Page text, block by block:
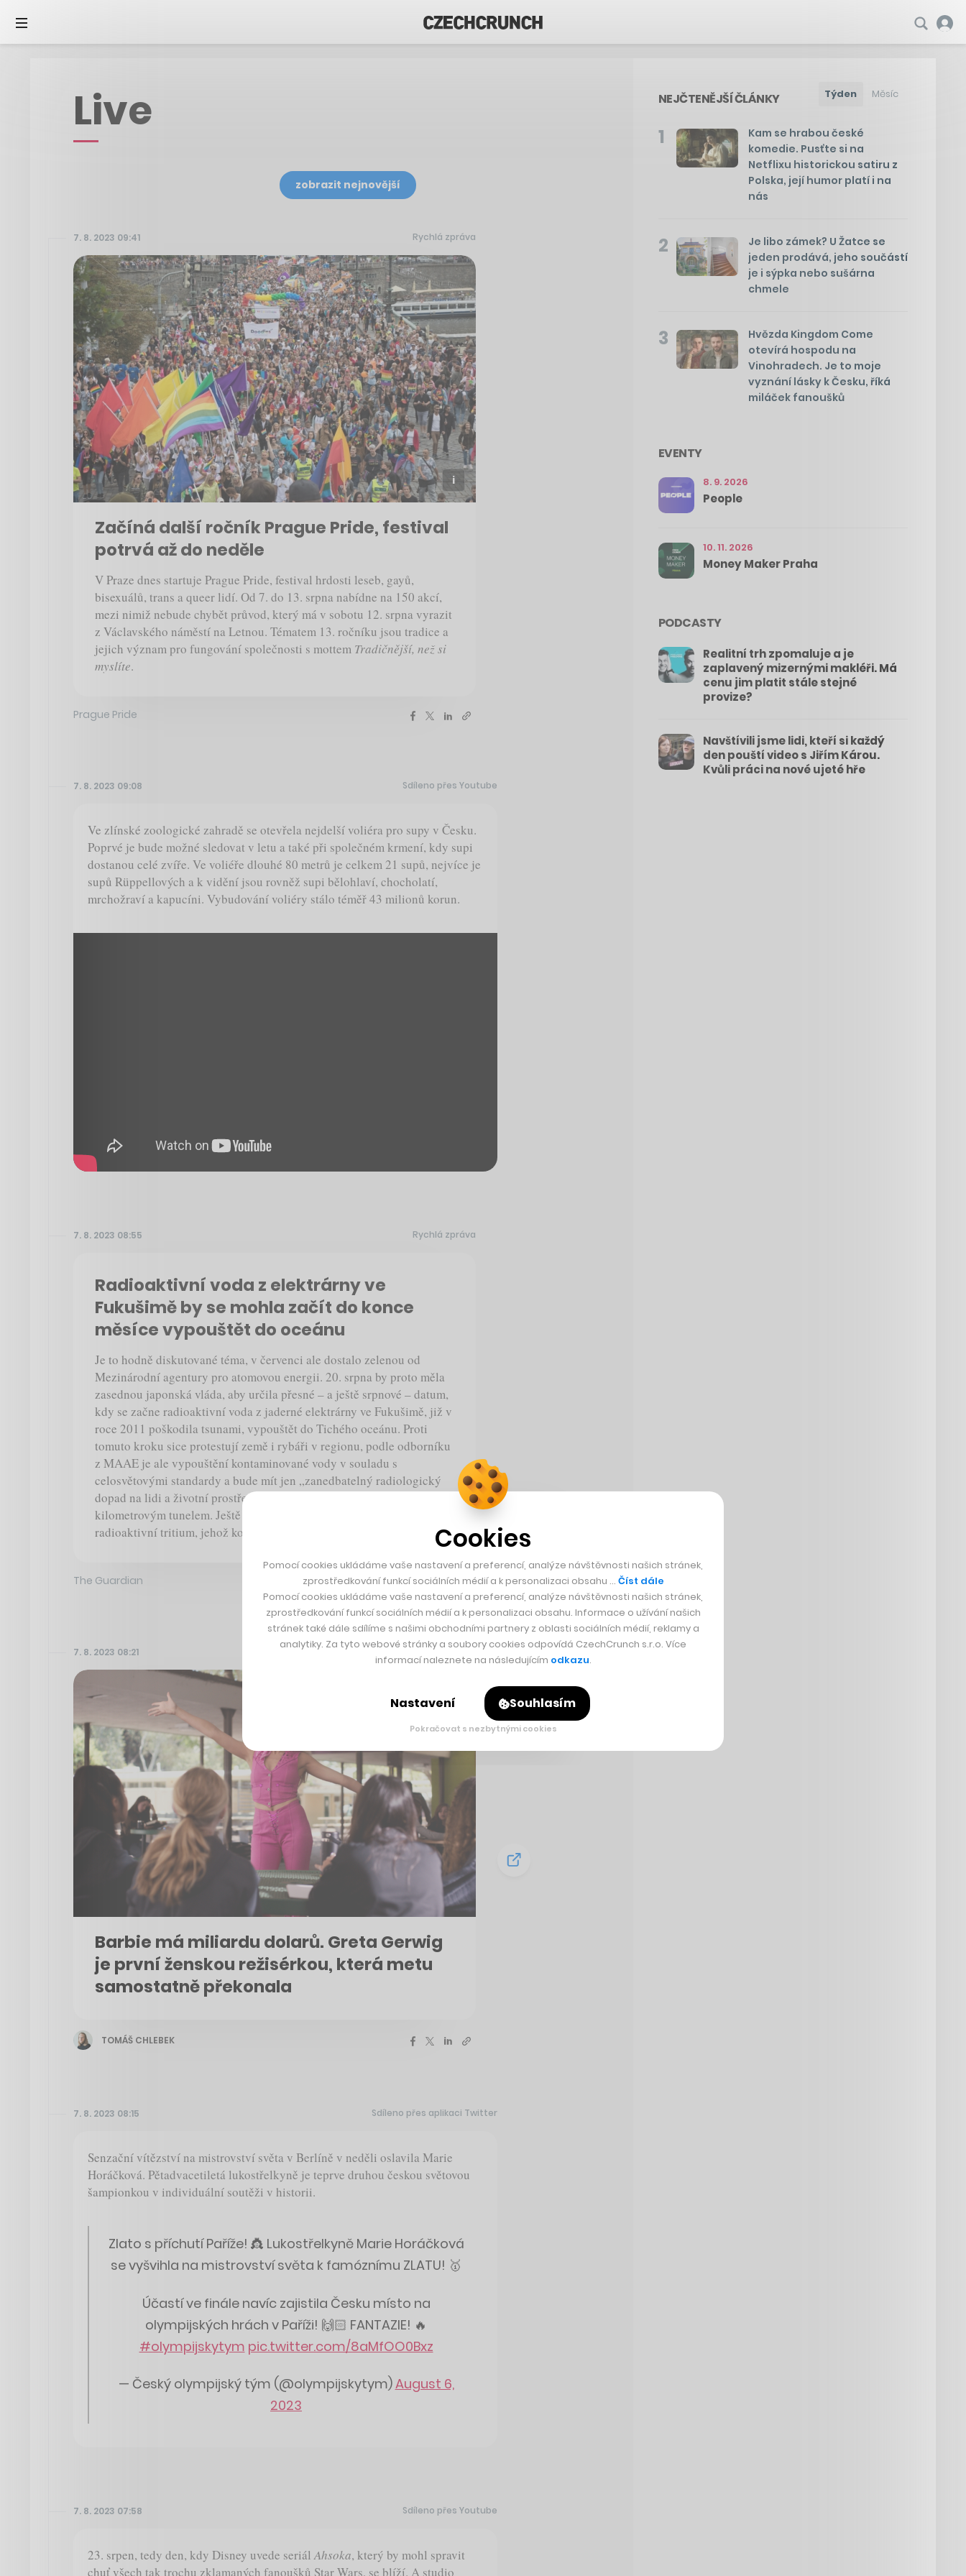
Live
zobrazit nejnovější
7. 8. 2023 09:41 Rychlá zpráva
Začíná další ročník Prague Pride, festival
potrvá až do neděle
V Praze dnes startuje Prague Pride, festival hrdosti leseb, gayů,
bisexuálů, trans a queer lidí. Od 7. do 13. srpna nabídne na 150 akcí,
mezi nimiž nebude chybět průvod, který má v sobotu 12. srpna vyrazit
z Václavského náměstí na Letnou. Tématem 13. ročníku jsou tradice a
jejich význam pro fungování společnosti s mottem Tradičnější, než si
myslíte.
Prague Pride
7. 8. 2023 09:08 Sdíleno přes Youtube
Ve zlínské zoologické zahradě se otevřela nejdelší voliéra pro supy v Česku.
Poprvé je bude možné sledovat v letu a také při společném krmení, kdy supi
dostanou celé zvíře. Ve voliéře dlouhé 80 metrů je celkem 21 supů, nejvíce je
supů Rüppellových a k vidění jsou rovněž supi bělohlaví, chocholatí,
mrchožraví a kapucíni. Vybudování voliéry stálo téměř 43 milionů korun.
7. 8. 2023 08:55 Rychlá zpráva
Radioaktivní voda z elektrárny ve
Fukušimě by se mohla začít do konce
měsíce vypouštět do oceánu
Je to hodně diskutované téma, v červenci ale dostalo zelenou od
Mezinárodní agentury pro atomovou energii. 20. srpna by proto měla
zasednou japonská vláda, aby určila přesné – a ještě srpnové – datum,
kdy se začne radioaktivní voda z jaderné elektrárny ve Fukušimě, již v
roce 2011 poškodila tsunami, vypouštět do Tichého oceánu. Proti
tomuto kroku sice protestují země i rybáři v regionu, podle odborníku
z MAAE je ale vypouštění kontaminované vody v souladu s
celosvětovými standardy a bude mít jen „zanedbatelný radiologický
dopad na lidi a životní prostředí“. Voda se z elektrárny bude odvádět
kilometrovým tunelem. Ještě předtím se pročistí, takže v ní zůstane jen
radioaktivní tritium, jehož koncentrace má být ale velmi nízká.
The Guardian
7. 8. 2023 08:21
Barbie má miliardu dolarů. Greta Gerwig
je první ženskou režisérkou, která metu
samostatně překonala
TOMÁŠ CHLEBEK
7. 8. 2023 08:15 Sdíleno přes aplikaci Twitter
Senzační vítězství na mistrovství světa v Berlíně v neděli oslavila Marie
Horáčková. Pětadvacetiletá lukostřelkyně je teprve druhou českou světovou
šampionkou v individuální soutěži v historii.
Zlato s příchutí Paříže! 👸 Lukostřelkyně Marie Horáčková
se vyšvihla na mistrovství světa k famóznímu ZLATU! 🥇
Účastí ve finále navíc zajistila Česku místo na
olympijských hrách v Paříži! 🙌🏻 FANTAZIE! 🔥
#olympijskytym pic.twitter.com/8aMfOO0Bxz
— Český olympijský tým (@olympijskytym)August 6,
2023
7. 8. 2023 07:58 Sdíleno přes Youtube
23. srpen, tedy den, kdy Disney uvede seriálAhsoka, který by mohl spravit
chuť všech tak trochu zklamaných fanoušků Star Wars, se blíží. A studio
NEJČTENĚJŠÍ ČLÁNKY Týden Měsíc
1
Kam se hrabou české
komedie. Pusťte si na
Netflixu historickou satiru z
Polska, její humor platí i na
nás
2
Je libo zámek? U Žatce se
jeden prodává, jeho součástí
je i sýpka nebo sušárna
chmele
3
Hvězda Kingdom Come
otevírá hospodu na
Vinohradech. Je to moje
vyznání lásky k Česku, říká
miláček fanoušků
EVENTY
8. 9. 2026
People
10. 11. 2026
Money Maker Praha
PODCASTY
Realitní trh zpomaluje a je
zaplavený mizernými makléři. Má
cenu jim platit stále stejné
provize?
Navštívili jsme lidi, kteří si každý
den pouští video s Jiřím Károu.
Kvůli práci na nové ujeté hře
Cookies
Pomocí cookies ukládáme vaše nastavení a preferencí, analýze návštěvnosti našich stránek,
zprostředkování funkcí sociálních médií a k personalizaci obsahu … Číst dále
Pomocí cookies ukládáme vaše nastavení a preferencí, analýze návštěvnosti našich stránek,
zprostředkování funkcí sociálních médií a k personalizaci obsahu. Informace o užívání našich
stránek také dále sdílíme s našimi obchodními partnery z oblasti sociálních médií, reklamy a
analytiky. Za tyto webové stránky a soubory cookies odpovídá CzechCrunch s.r.o. Více
informací naleznete na následujícím odkazu.
Nastavení Souhlasím
Pokračovat s nezbytnými cookies